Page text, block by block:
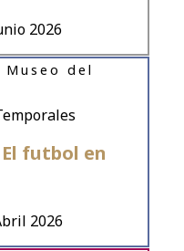
2026
2026
futbol en
del